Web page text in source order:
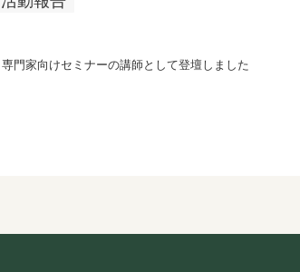
専門家向けセミナーの講師として登壇しました